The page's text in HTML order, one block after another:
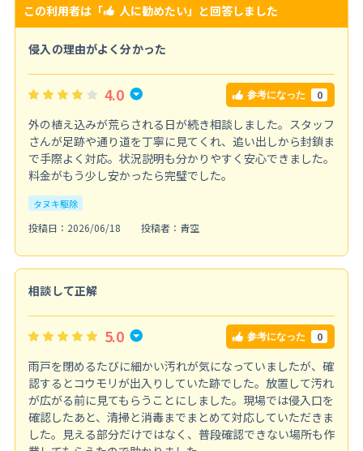
この利用者は「 人に勧めたい」と回答しました
侵入の理由がよく分かった
4.0 参考になった 0
外の植え込みが荒らされる日が続き相談しました。スタッフ
さんが足跡や通り道を丁寧に見てくれ、追い出しから封鎖ま
で手際よく対応。状況説明も分かりやすく安心できました。
料金がもう少し安かったら完璧でした。
タヌキ駆除
投稿日：2026/06/18 投稿者：青空
相談して正解
5.0 参考になった 0
雨戸を閉めるたびに細かい汚れが気になっていましたが、確
認するとコウモリが出入りしていた跡でした。放置して汚れ
が広がる前に見てもらうことにしました。現場では侵入口を
確認したあと、清掃と消毒までまとめて対応していただきま
した。見える部分だけではなく、普段確認できない場所も作